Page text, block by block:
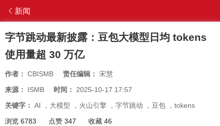
新闻
字节跳动最新披露：豆包大模型日均 tokens
使用量超 30 万亿
作者： CBISMB 责任编辑： 宋慧
来源： ISMB 时间： 2025-10-17 17:57
关键字： AI ， 大模型 ， 火山引擎 ， 字节跳动 ， 豆包 ， tokens
浏览 6783
点赞 347 收藏 46